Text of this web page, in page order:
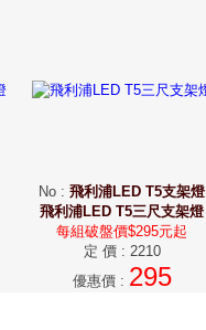
No : 飛利浦LED T5支架燈
飛利浦LED T5三尺支架燈
每組破盤價$295元起
定 價: 2210
優惠價: 295